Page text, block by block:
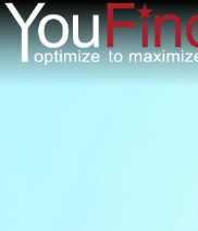
跳
至
主